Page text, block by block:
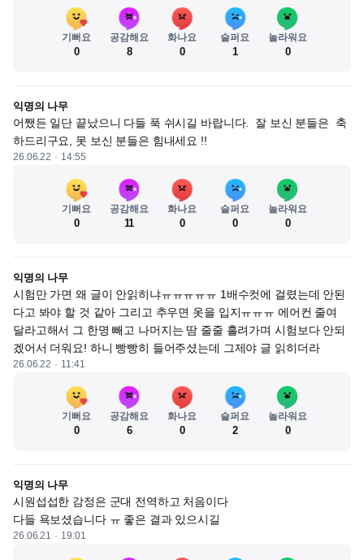
기뻐요
0
공감해요
8
화나요
0
슬퍼요
1
놀라워요
0
익명의 나무
어쨌든 일단 끝났으니 다들 푹 쉬시길 바랍니다.  잘 보신 분들은  축
하드리구요, 못 보신 분들은 힘내세요 !!
26.06.22 14:55
기뻐요
0
공감해요
11
화나요
0
슬퍼요
0
놀라워요
0
익명의 나무
시험만 가면 왜 글이 안읽히냐ㅠㅠㅠㅠㅠ 1배수컷에 걸렸는데 안된
다고 봐야 할 것 같아 그리고 추우면 옷을 입지ㅠㅠㅠ 에어컨 줄여
달라고해서 그 한명 빼고 나머지는 땀 줄줄 흘려가며 시험보다 안되
겠어서 더워요! 하니 빵빵히 들어주셨는데 그제야 글 읽히더라
26.06.22 11:41
기뻐요
0
공감해요
6
화나요
0
슬퍼요
2
놀라워요
0
익명의 나무
시원섭섭한 감정은 군대 전역하고 처음이다
다들 욕보셨습니다 ㅠ 좋은 결과 있으시길
26.06.21 19:01